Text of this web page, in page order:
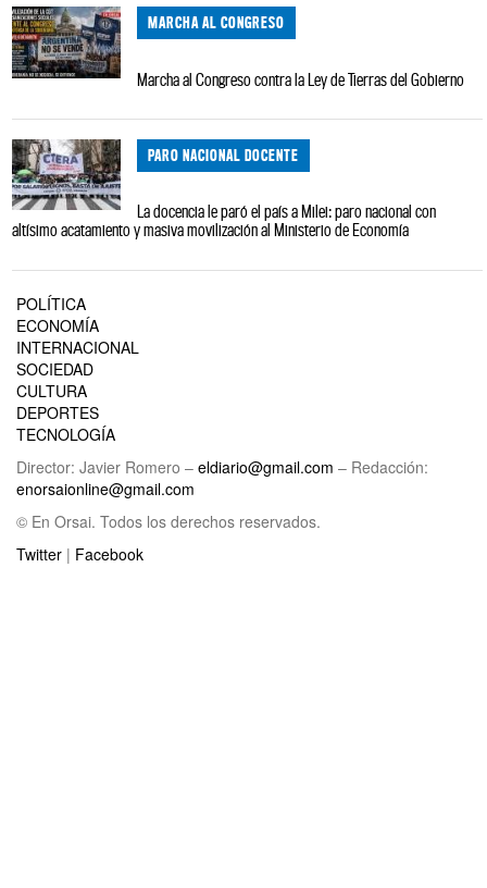
MARCHA AL CONGRESO
Marcha al Congreso contra la Ley de Tierras del Gobierno
PARO NACIONAL DOCENTE
La docencia le paró el país a Milei: paro nacional con
altísimo acatamiento y masiva movilización al Ministerio de Economía
POLÍTICA
ECONOMÍA
INTERNACIONAL
SOCIEDAD
CULTURA
DEPORTES
TECNOLOGÍA
Director: Javier Romero – eldiario@gmail.com – Redacción:
enorsaionline@gmail.com
© En Orsai. Todos los derechos reservados.
Twitter | Facebook